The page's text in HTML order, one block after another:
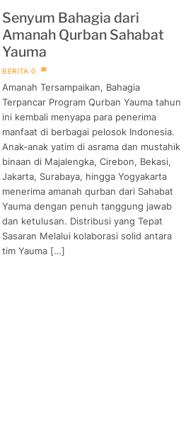
Senyum Bahagia dari
Amanah Qurban Sahabat
Yauma
BERITA 0
Amanah Tersampaikan, Bahagia
Terpancar Program Qurban Yauma tahun
ini kembali menyapa para penerima
manfaat di berbagai pelosok Indonesia.
Anak-anak yatim di asrama dan mustahik
binaan di Majalengka, Cirebon, Bekasi,
Jakarta, Surabaya, hingga Yogyakarta
menerima amanah qurban dari Sahabat
Yauma dengan penuh tanggung jawab
dan ketulusan. Distribusi yang Tepat
Sasaran Melalui kolaborasi solid antara
tim Yauma […]